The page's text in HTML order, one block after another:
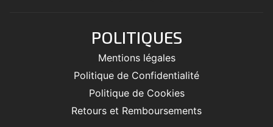
POLITIQUES
Mentions légales
Politique de Confidentialité
Politique de Cookies
Retours et Remboursements